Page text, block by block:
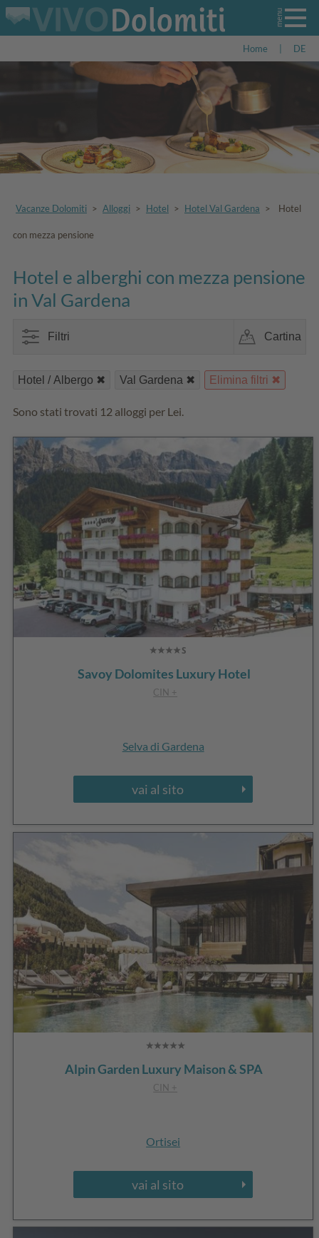
Home DE
Vacanze Dolomiti > Alloggi > Hotel > Hotel Val Gardena > Hotel
con mezza pensione
Hotel e alberghi con mezza pensione
in Val Gardena
Filtri Cartina
Hotel / Albergo Val Gardena Elimina filtri
Sono stati trovati 12 alloggi per Lei.
Savoy Dolomites Luxury Hotel
CIN +
Selva di Gardena
vai al sito
Alpin Garden Luxury Maison & SPA
CIN +
Ortisei
vai al sito